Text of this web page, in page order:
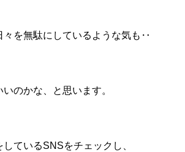
々を無駄にしているような気も‥
のかな、と思います。
ているSNSをチェックし、